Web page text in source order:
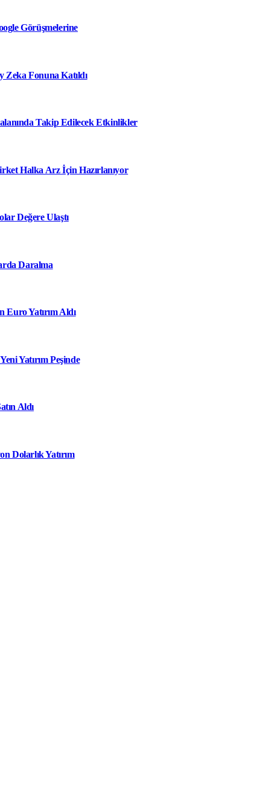
Görüşmelerine
Zeka Fonuna Katıldı
Takip Edilecek Etkinlikler
Halka Arz İçin Hazırlanıyor
Değere Ulaştı
Daralma
Yatırım Aldı
Yatırım Peşinde
Aldı
Dolarlık Yatırım